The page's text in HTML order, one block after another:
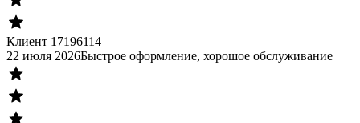
Клиент 17196114
22 июля 2026Быстрое оформление, хорошое обслуживание